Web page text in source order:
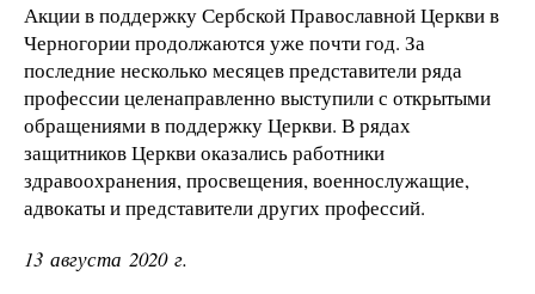
Акции в поддержку Сербской Православной Церкви в
Черногории продолжаются уже почти год. За
последние несколько месяцев представители ряда
профессии целенаправленно выступили с открытыми
обращениями в поддержку Церкви. В рядах
защитников Церкви оказались работники
здравоохранения, просвещения, военнослужащие,
адвокаты и представители других профессий.
13 августа 2020 г.